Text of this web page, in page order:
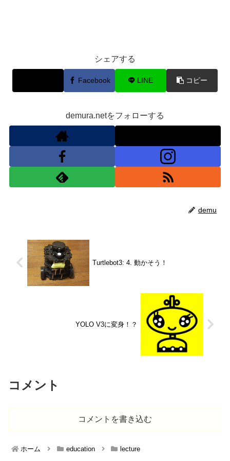
シェアする
Facebook LINE コピー
demura.netをフォローする
demu
Turtlebot3: 4. 動かそう！
YOLO V3に変身！？
コメント
コメントを書き込む
ホーム education lecture